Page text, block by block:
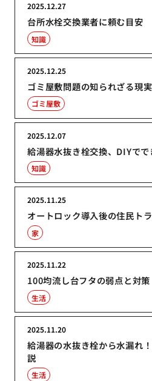
台所水栓交換業者に頼む目安
2025.12.27
知識
ゴミ屋敷問題の知られざる現
2025.12.25
ゴミ屋敷
給湯器水抜き栓交換、DIYで
2025.12.07
知識
オートロック導入後の住民ト
2025.11.25
家
100均流し台フタの弱点と対策
2025.11.22
生活
給湯器の水抜き栓から水漏れ
説
2025.11.20
生活